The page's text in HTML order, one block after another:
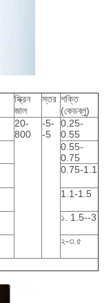
স্ক্রিন
জাল
স্তর শক্তি
(কেডব্লু)
20-
800
-5-
-5
0.25-
0.55
0.55-
0.75
0.75-1.1
1.1-1.5
১. 1.5--3
২-৩.৫